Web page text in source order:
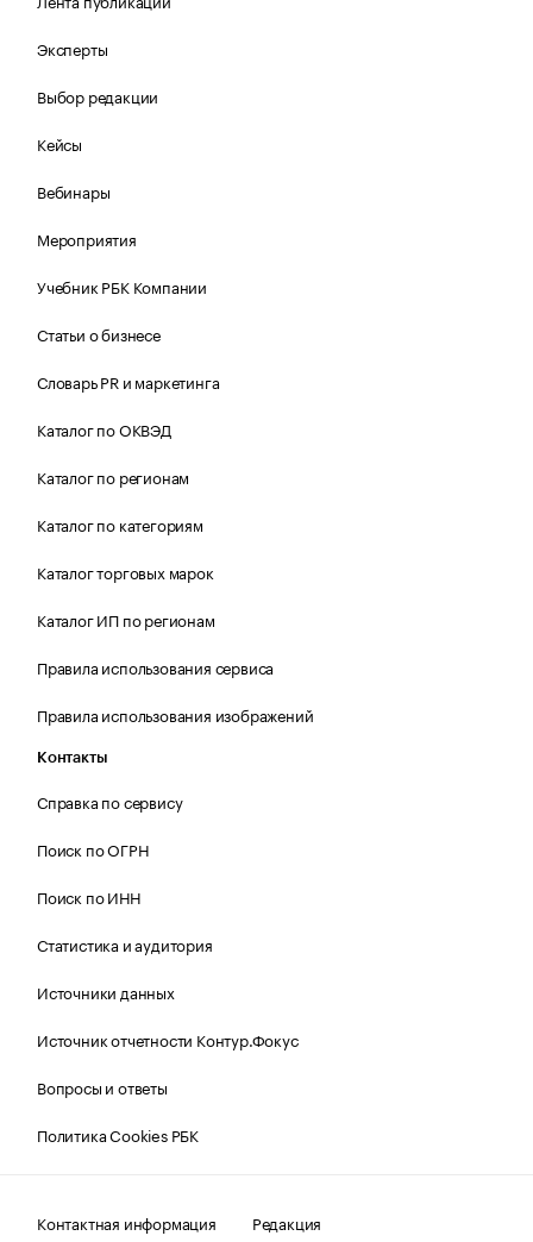
Эксперты
Выбор редакции
Кейсы
Вебинары
Мероприятия
Учебник РБК Компании
Статьи о бизнесе
Словарь PR и маркетинга
Каталог по ОКВЭД
Каталог по регионам
Каталог по категориям
Каталог торговых марок
Каталог ИП по регионам
Правила использования сервиса
Правила использования изображений
Контакты
Справка по сервису
Поиск по ОГРН
Поиск по ИНН
Статистика и аудитория
Источники данных
Источник отчетности Контур.Фокус
Вопросы и ответы
Политика Cookies РБК
Контактная информация Редакция